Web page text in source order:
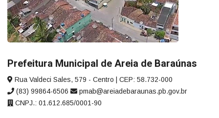
Prefeitura Municipal de Areia de Baraúnas
Rua Valdeci Sales, 579 - Centro | CEP: 58.732-000
(83) 99864-6506
pmab@areiadebaraunas.pb.gov.br
CNPJ.: 01.612.685/0001-90